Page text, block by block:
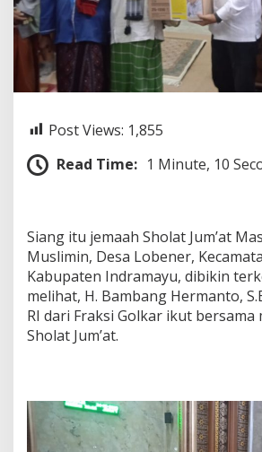
n
g
g
a
M
e
a
t
e
r
e
s
y
a
.
Post Views: 1,855
Read Time: 1 Minute, 10
Siang itu jemaah Sholat Jum’at
Muslimin, Desa Lobener,
Kabupaten Indramayu, dibikin
melihat, H. Bambang Hermanto,
RI dari Fraksi Golkar ikut bersama
Sholat Jum’at.